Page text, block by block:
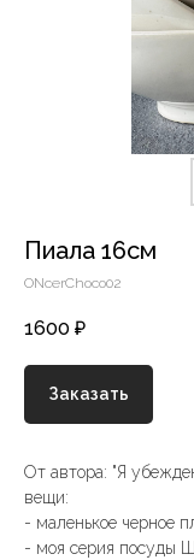
Пиала 16см
ONcerChoco02
1600 ₽
Заказать
От автора: "Я
вещи:
- маленькое черное
- моя серия посуды